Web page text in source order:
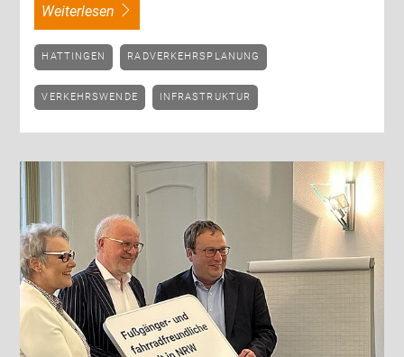
weiterlesen
HATTINGEN RADVERKEHRSPLANUNG
VERKEHRSWENDE INFRASTRUKTUR